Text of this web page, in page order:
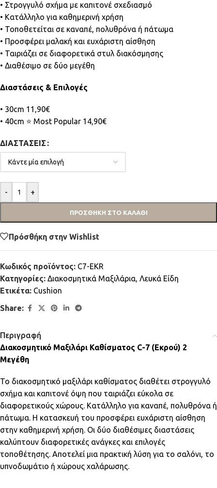
• Στρογγυλό σχήμα με καπιτονέ σχεδιασμό
• Κατάλληλο για καθημερινή χρήση
• Τοποθετείται σε καναπέ, πολυθρόνα ή πάτωμα
• Προσφέρει μαλακή και ευχάριστη αίσθηση
• Ταιριάζει σε διαφορετικά στυλ διακόσμησης
• Διαθέσιμο σε δύο μεγέθη
Διαστάσεις & Επιλογές
• 30cm 11,90€
• 40cm ⭐ Most Popular 14,90€
ΔΙΑΣΤΆΣΕΙΣ
- +
ΠΡΟΣΘΉΚΗ ΣΤΟ ΚΑΛΆΘΙ
Πρόσθήκη στην Wishlist
Κωδικός προϊόντος: C7-EKR
Κατηγορίες: Διακοσμητικά Μαξιλάρια, Λευκά Είδη
Ετικέτα: Cushion
Share:
Περιγραφή
Διακοσμητικό Μαξιλάρι Καθίσματος C-7 (Εκρού) 2
Μεγέθη
Το διακοσμητικό μαξιλάρι καθίσματος διαθέτει στρογγυλό
σχήμα και καπιτονέ όψη που ταιριάζει εύκολα σε
διαφορετικούς χώρους. Κατάλληλο για καναπέ, πολυθρόνα ή
πάτωμα. Η κατασκευή του προσφέρει ευχάριστη αίσθηση
στην καθημερινή χρήση. Οι δύο διαθέσιμες διαστάσεις
καλύπτουν διαφορετικές ανάγκες και επιλογές
τοποθέτησης. Αποτελεί μια πρακτική λύση για το σαλόνι, το
υπνοδωμάτιο ή χώρους χαλάρωσης.